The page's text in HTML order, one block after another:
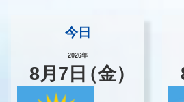
今日
2026年
8月 7 日（金）